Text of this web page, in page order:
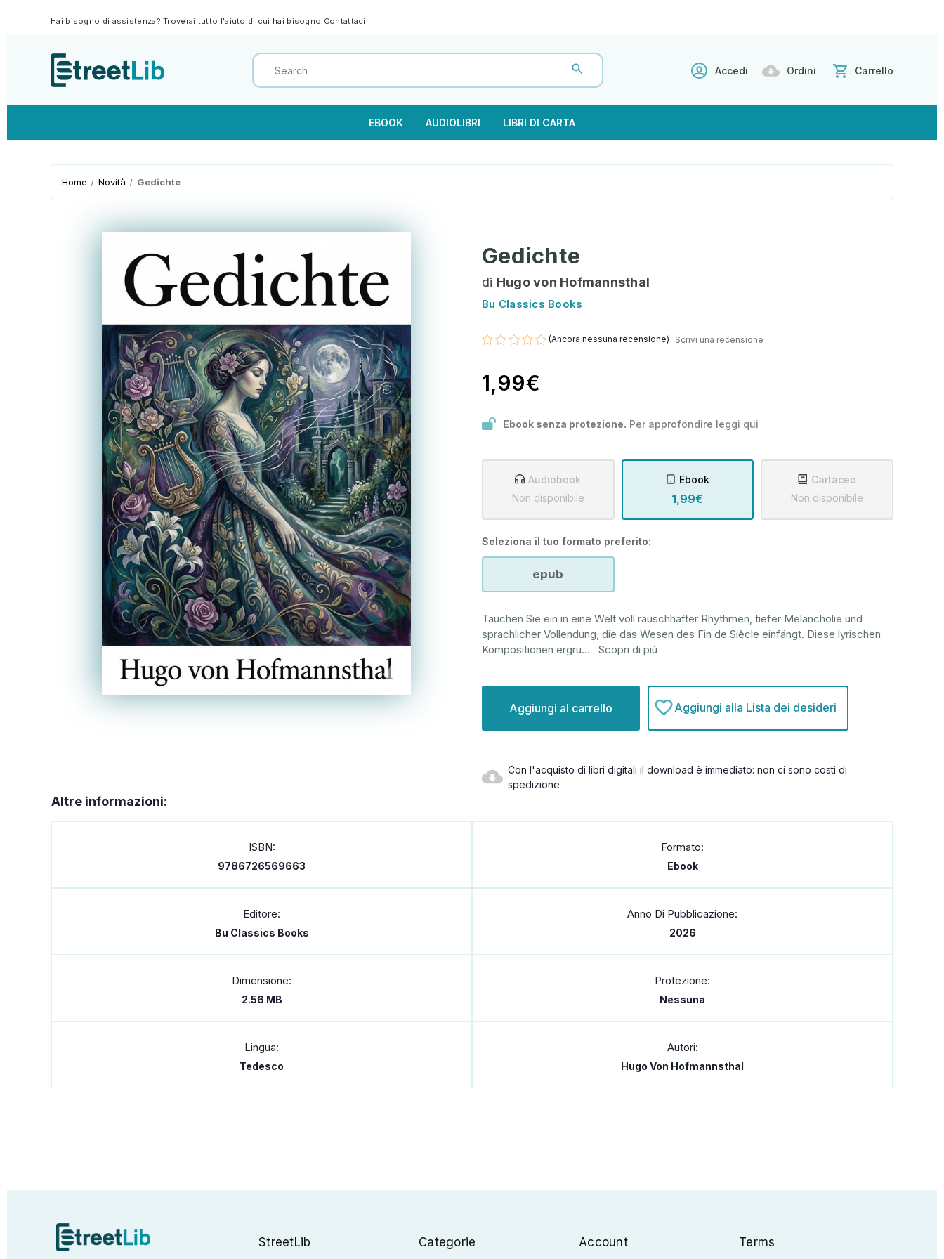
Hai bisogno di assistenza? Troverai tutto l'aiuto di cui hai bisogno Contattaci
Accedi Ordini Carrello
EBOOK AUDIOLIBRI LIBRI DI CARTA
Home Novità Gedichte
Gedichte
di Hugo von Hofmannsthal
Bu Classics Books
(Ancora nessuna recensione) Scrivi una recensione
1,99€
Ebook senza protezione. Per approfondire leggi qui
Audiobook
Non disponibile
Ebook
1,99€
Cartaceo
Non disponibile
Seleziona il tuo formato preferito:
epub
Tauchen Sie ein in eine Welt voll rauschhafter Rhythmen, tiefer Melancholie und
sprachlicher Vollendung, die das Wesen des Fin de Siècle einfängt. Diese lyrischen
Kompositionen ergrü... Scopri di più
attuale:
Aggiungi alla Lista dei desideri
Con l'acquisto di libri digitali il download è immediato: non ci sono costi di
spedizione
Altre informazioni:
ISBN:
9786726569663
Formato:
Ebook
Editore:
Bu Classics Books
Anno Di Pubblicazione:
2026
Dimensione:
2.56 MB
Protezione:
Nessuna
Lingua:
Tedesco
Autori:
Hugo Von Hofmannsthal
StreetLib Categorie Account Terms